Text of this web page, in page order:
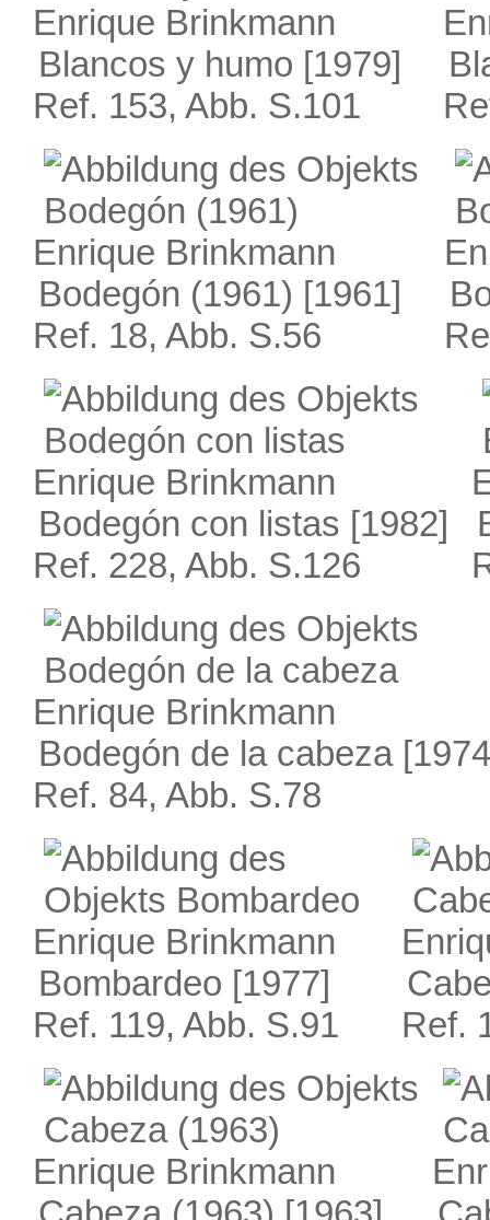
Enrique Brinkmann
Blancos y humo [1979]
Ref. 153, Abb. S.101
Enrique Brinkmann
Bodegón (1961) [1961]
Ref. 18, Abb. S.56
Enrique Brinkmann
Bodegón con listas [1982]
Ref. 228, Abb. S.126
Enrique Brinkmann
Bodegón de la cabeza
Ref. 84, Abb. S.78
Enrique Brinkmann
Bombardeo [1977]
Ref. 119, Abb. S.91
Ref.
Enrique Brinkmann